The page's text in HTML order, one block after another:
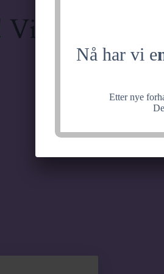
Nå har vi e
Etter nye
Vi jobber